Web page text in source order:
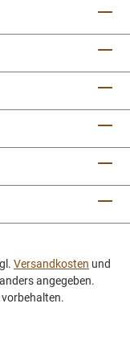
Versandkosten und
angegeben.